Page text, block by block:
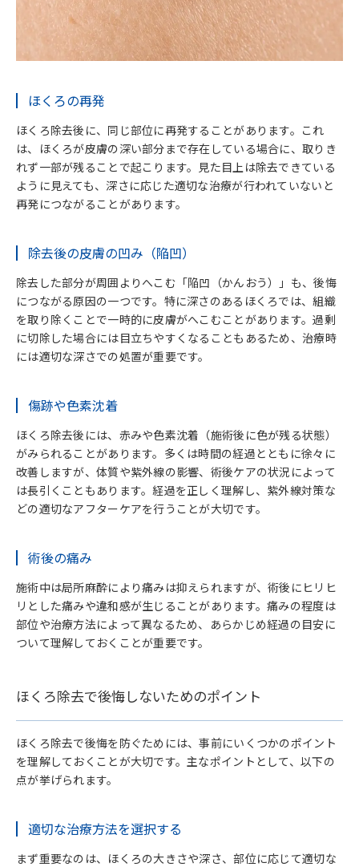
ほくろの再発
ほくろ除去後に、同じ部位に再発することがあります。これ
は、ほくろが皮膚の深い部分まで存在している場合に、取りき
れず一部が残ることで起こります。見た目上は除去できている
ように見えても、深さに応じた適切な治療が行われていないと
再発につながることがあります。
除去後の皮膚の凹み（陥凹）
除去した部分が周囲よりへこむ「陥凹（かんおう）」も、後悔
につながる原因の一つです。特に深さのあるほくろでは、組織
を取り除くことで一時的に皮膚がへこむことがあります。過剰
に切除した場合には目立ちやすくなることもあるため、治療時
には適切な深さでの処置が重要です。
傷跡や色素沈着
ほくろ除去後には、赤みや色素沈着（施術後に色が残る状態）
がみられることがあります。多くは時間の経過とともに徐々に
改善しますが、体質や紫外線の影響、術後ケアの状況によって
は長引くこともあります。経過を正しく理解し、紫外線対策な
どの適切なアフターケアを行うことが大切です。
術後の痛み
施術中は局所麻酔により痛みは抑えられますが、術後にヒリヒ
リとした痛みや違和感が生じることがあります。痛みの程度は
部位や治療方法によって異なるため、あらかじめ経過の目安に
ついて理解しておくことが重要です。
ほくろ除去で後悔しないためのポイント
ほくろ除去で後悔を防ぐためには、事前にいくつかのポイント
を理解しておくことが大切です。主なポイントとして、以下の
点が挙げられます。
適切な治療方法を選択する
まず重要なのは、ほくろの大きさや深さ、部位に応じて適切な